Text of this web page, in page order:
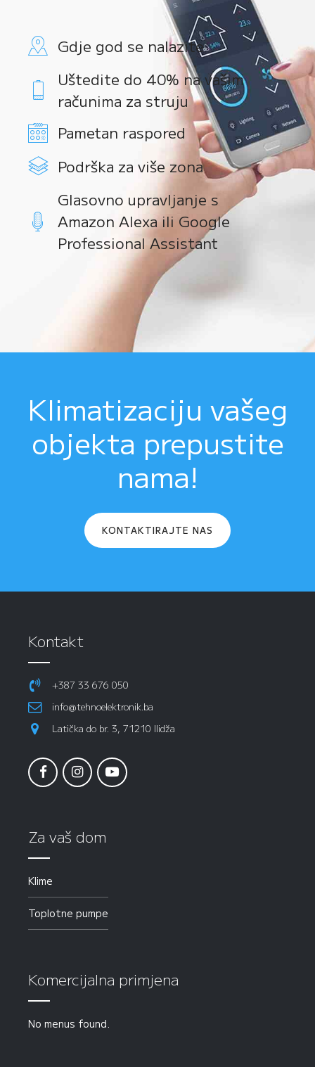
Gdje god se nalazite
Uštedite do 40% na vašim
računima za struju
Pametan raspored
Podrška za više zona
Glasovno upravljanje s
Amazon Alexa ili Google
Professional Assistant
Klimatizaciju vašeg
objekta prepustite
nama!
KONTAKTIRAJTE NAS
Kontakt
+387 33 676 050
info@tehnoelektronik.ba
Latička do br. 3, 71210 Ilidža
Za vaš dom
Klime
Toplotne pumpe
Komercijalna primjena
No menus found.